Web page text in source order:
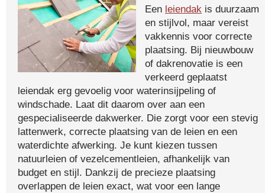
Een leiendak is duurzaam
en stijlvol, maar vereist
vakkennis voor correcte
plaatsing. Bij nieuwbouw
of dakrenovatie is een
verkeerd geplaatst
leiendak erg gevoelig voor waterinsijpeling of
windschade. Laat dit daarom over aan een
gespecialiseerde dakwerker. Die zorgt voor een stevig
lattenwerk, correcte plaatsing van de leien en een
waterdichte afwerking. Je kunt kiezen tussen
natuurleien of vezelcementleien, afhankelijk van
budget en stijl. Dankzij de precieze plaatsing
overlappen de leien exact, wat voor een lange